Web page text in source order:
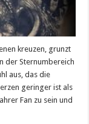
kreuzen, grunzt
der Sternumbereich
aus, das die
geringer ist als
Fan zu sein und